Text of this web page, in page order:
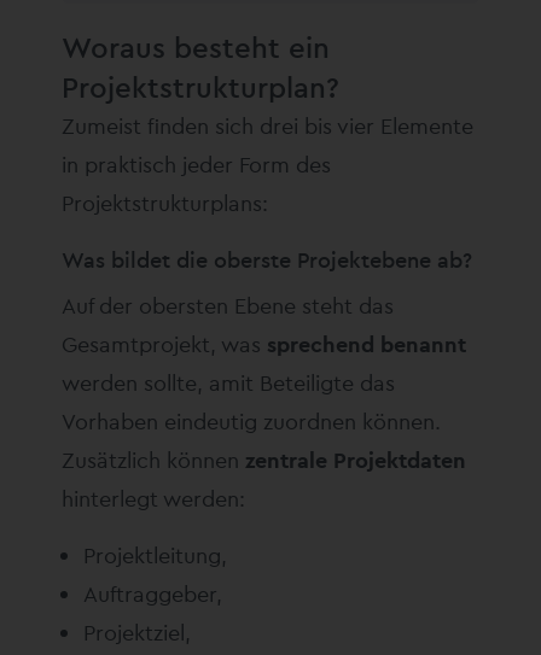
Woraus besteht ein
Projektstrukturplan?
Zumeist finden sich drei bis vier Elemente
in praktisch jeder Form des
Projektstrukturplans:
Was bildet die oberste Projektebene ab?
Auf der obersten Ebene steht das
Gesamtprojekt, was sprechend benannt
werden sollte, amit Beteiligte das
Vorhaben eindeutig zuordnen können.
Zusätzlich können zentrale Projektdaten
hinterlegt werden:
Projektleitung,
Auftraggeber,
Projektziel,